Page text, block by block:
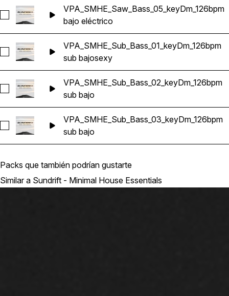
Seleccionar VPA_SMHE_Saw_Bass_05_keyDm_126bpm
VPA_SMHE_Saw_Bass_05_keyDm_126bpm
bajo eléctrico
Seleccionar VPA_SMHE_Sub_Bass_01_keyDm_126bpm
VPA_SMHE_Sub_Bass_01_keyDm_126bpm
sub bajosexy
Seleccionar VPA_SMHE_Sub_Bass_02_keyDm_126bpm
VPA_SMHE_Sub_Bass_02_keyDm_126bpm
sub bajo
Seleccionar VPA_SMHE_Sub_Bass_03_keyDm_126bpm
VPA_SMHE_Sub_Bass_03_keyDm_126bpm
sub bajo
Packs que también podrían gustarte
Similar a Sundrift - Minimal House Essentials